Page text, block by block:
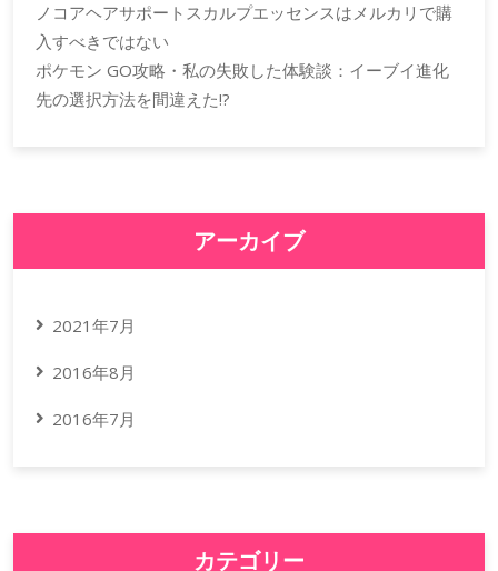
ノコアヘアサポートスカルプエッセンスはメルカリで購
入すべきではない
ポケモン GO攻略・私の失敗した体験談：イーブイ進化
先の選択方法を間違えた!?
アーカイブ
2021年7月
2016年8月
2016年7月
カテゴリー